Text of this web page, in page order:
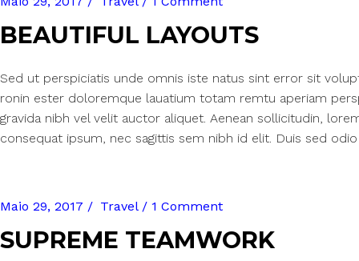
BEAUTIFUL LAYOUTS
Sed ut perspiciatis unde omnis iste natus sint error sit
ronin ester doloremque lauatium totam remtu aperiam
gravida nibh vel velit auctor aliquet. Aenean sollicitudin,
consequat ipsum, nec sagittis sem nibh id elit. Duis sed
Maio 29, 2017 Travel 1 Comment
SUPREME TEAMWORK